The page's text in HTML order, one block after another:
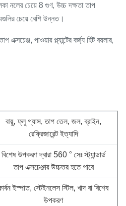
নলের চেয়ে 8 গুণ, উচ্চ দক্ষতা তাপ
চেয়ে বেশি উন্নত।
এক্সচেঞ্জ, পাওয়ার প্ল্যান্টের বর্জ্য হিট বয়লার,
বায়ু, ফ্লু গ্যাস, তাপ তেল, জল, ব্রাইন,
রেফ্রিজারেন্ট ইত্যাদি
বিশেষ উপকরণ দ্বারা 560 ° সেঃ স্ট্যান্ডার্ড
তাপ এক্সচেঞ্জার উচ্চতর হতে পারে
ইস্পাত, স্টেইনলেস স্টিল, খাদ বা বিশেষ
উপকরণ